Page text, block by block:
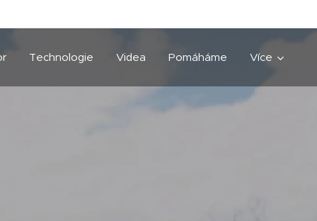
Technologie Videa Pomáháme Více